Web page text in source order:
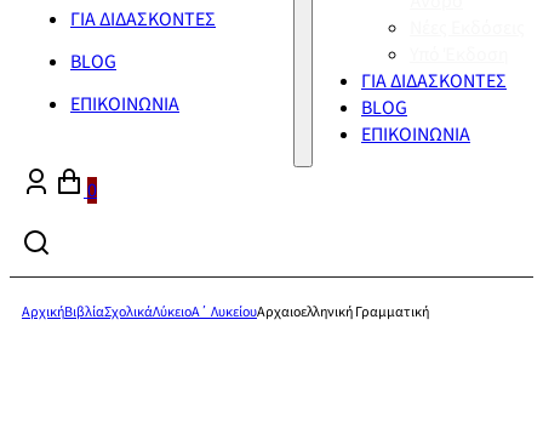
ΓΙΑ ΔΙΔΑΣΚΟΝΤΕΣ
BLOG
ΕΠΙΚΟΙΝΩΝΙΑ
ΓΙΑ ΔΙΔΑΣΚΟΝΤΕΣ
BLOG
ΕΠΙΚΟΙΝΩΝΙΑ
0
ΑρχικήΒιβλίαΣχολικάΛύκειοΑ΄ ΛυκείουΑρχαιοελληνική Γραμματική